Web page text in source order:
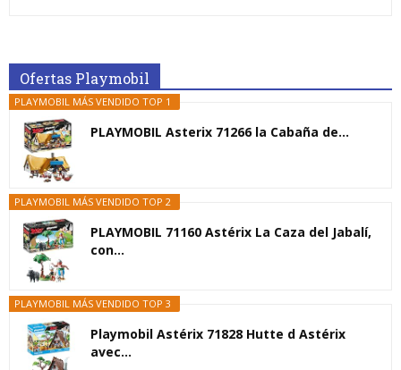
Ofertas Playmobil
PLAYMOBIL MÁS VENDIDO TOP 1
PLAYMOBIL Asterix 71266 la Cabaña de...
PLAYMOBIL MÁS VENDIDO TOP 2
PLAYMOBIL 71160 Astérix La Caza del Jabalí,
con...
PLAYMOBIL MÁS VENDIDO TOP 3
Playmobil Astérix 71828 Hutte d Astérix
avec...